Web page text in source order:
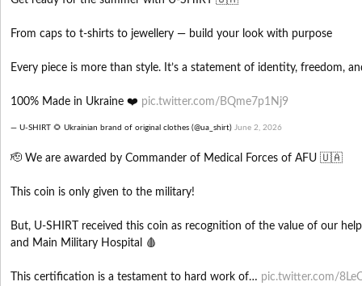
From caps to t-shirts to jewellery — build your look with purpose
Every piece is more than style. It’s a statement of identity, freedom,
100% Made in Ukraine ❤️ pic.twitter.com/BQme7p1Nj9
— U-SHIRT 🌻 Ukrainian brand of original clothes (@ua_shirt) June 2, 2026
🫡 We are awarded by Commander of Medical Forces of AFU 🇺🇦
This coin is only given to the military!
But, U-SHIRT received this coin as recognition of the value of our
and Main Military Hospital 🩸
This certification is a testament to hard work of… pic.twitter.com/